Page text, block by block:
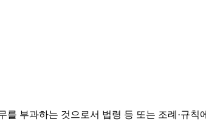
부과하는 것으로서 법령 등 또는 조례·규칙